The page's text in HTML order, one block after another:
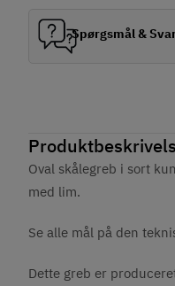
Oval skålegreb i sort
med lim.
Se alle mål på den
Dette greb er
Spørgsmål &